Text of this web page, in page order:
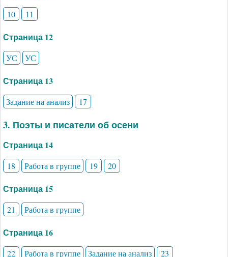
10 11
Страница 12
УС УС
Страница 13
Задание на анализ 17
3. Поэты и писатели об осени
Страница 14
18 Работа в группе 19 20
Страница 15
21 Работа в группе
Страница 16
22 Работа в группе Задание на анализ 23